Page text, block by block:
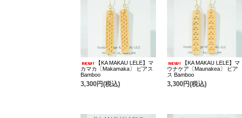
【KA MAKAU LELE】マ
カマカ〔Makamaka〕 ピアス
Bamboo
3,300円(税込)
【KA MAKAU LELE】マ
ウナケア〔Maunakea〕 ピア
ス Bamboo
3,300円(税込)